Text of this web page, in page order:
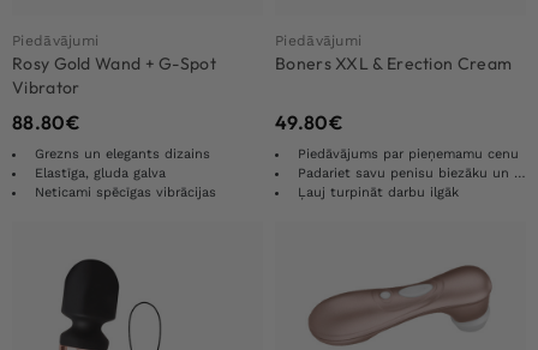
Piedāvājumi
Rosy Gold Wand + G-Spot
Vibrator
88.80€
Grezns un elegants dizains
Elastīga, gluda galva
Neticami spēcīgas vibrācijas
Piedāvājumi
Boners XXL & Erection Cream
49.80€
Piedāvājums par pieņemamu cenu
Padariet savu penisu biezāku un lielāku
Ļauj turpināt darbu ilgāk